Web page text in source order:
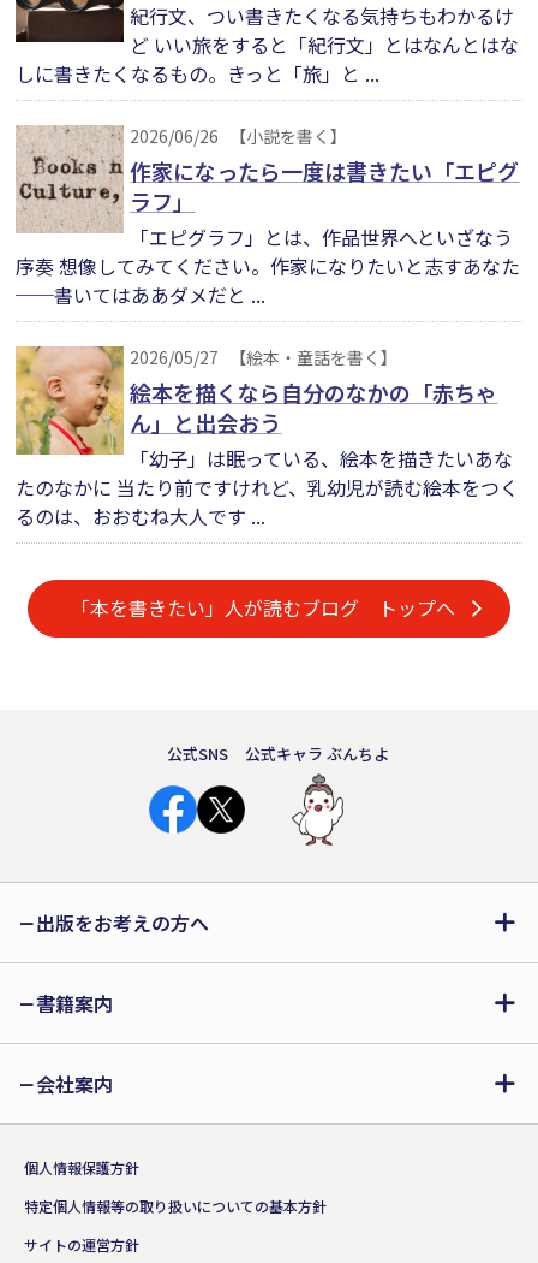
紀行文、つい書きたくなる気持ちもわかるけ
ど いい旅をすると「紀行文」とはなんとはな
しに書きたくなるもの。きっと「旅」と ...
2026/06/26 【小説を書く】
作家になったら一度は書きたい「エピグ
ラフ」
「エピグラフ」とは、作品世界へといざなう
序奏 想像してみてください。作家になりたいと志すあなた
──書いてはああダメだと ...
2026/05/27 【絵本・童話を書く】
絵本を描くなら自分のなかの「赤ちゃ
ん」と出会おう
「幼子」は眠っている、絵本を描きたいあな
たのなかに 当たり前ですけれど、乳幼児が読む絵本をつく
るのは、おおむね大人です ...
「本を書きたい」人が読むブログ トップへ
公式SNS 公式キャラ ぶんちよ
出版をお考えの方へ
書籍案内
会社案内
個人情報保護方針
特定個人情報等の取り扱いについての基本方針
サイトの運営方針